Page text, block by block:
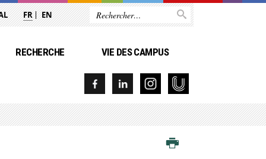
FR EN
RECHERCHE VIE DES CAMPUS